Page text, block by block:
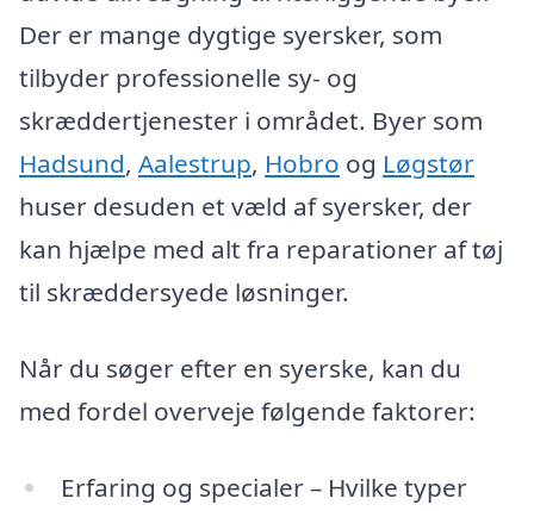
Der er mange dygtige syersker, som
tilbyder professionelle sy- og
skræddertjenester i området. Byer som
Hadsund, Aalestrup, Hobro og Løgstør
huser desuden et væld af syersker, der
kan hjælpe med alt fra reparationer af tøj
til skræddersyede løsninger.
Når du søger efter en syerske, kan du
med fordel overveje følgende faktorer:
Erfaring og specialer – Hvilke typer